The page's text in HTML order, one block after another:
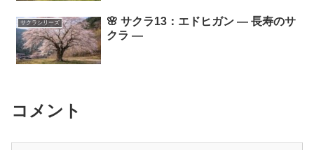
サクラシリーズ
🌸 サクラ13：エドヒガン ― 長寿のサ
クラ ―
コメント